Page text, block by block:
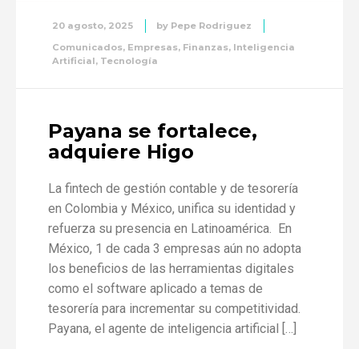
20 agosto, 2025 by Pepe Rodriguez
Comunicados, Empresas, Finanzas, Inteligencia
Artificial, Tecnología
Payana se fortalece,
adquiere Higo
La fintech de gestión contable y de tesorería
en Colombia y México, unifica su identidad y
refuerza su presencia en Latinoamérica. En
México, 1 de cada 3 empresas aún no adopta
los beneficios de las herramientas digitales
como el software aplicado a temas de
tesorería para incrementar su competitividad.
Payana, el agente de inteligencia artificial […]